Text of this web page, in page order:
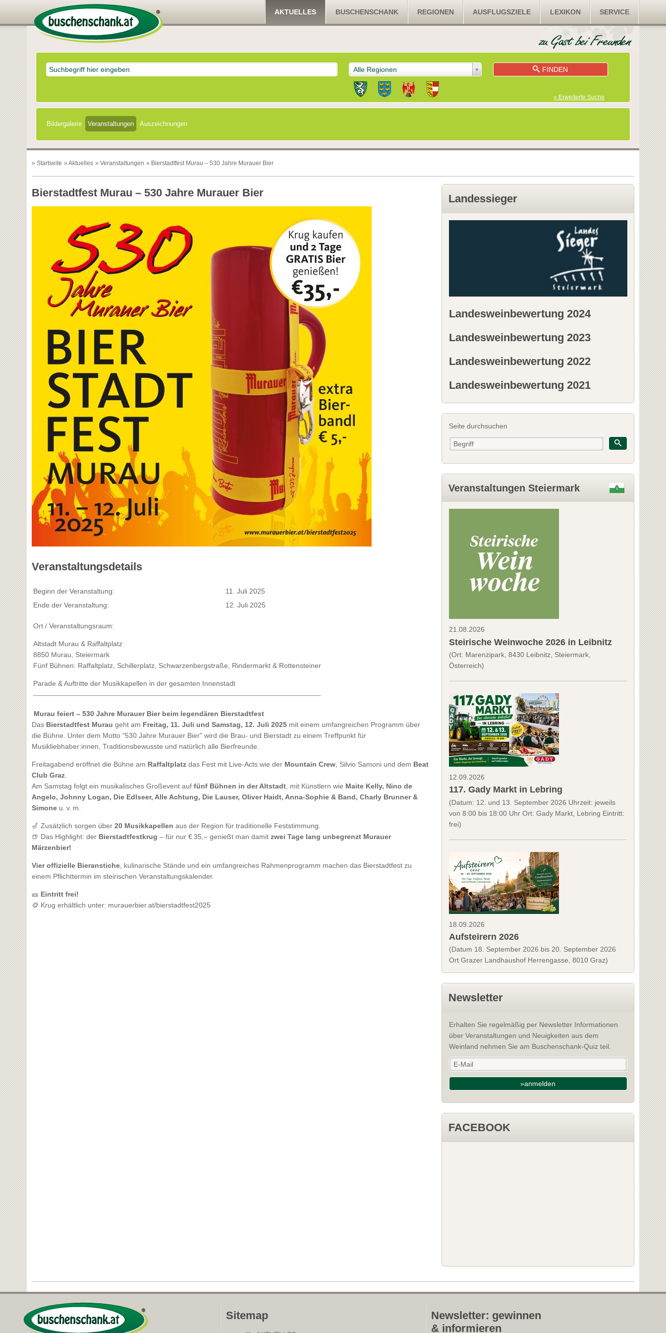
AKTUELLES BUSCHENSCHANK REGIONEN AUSFLUGSZIELE LEXIKON SERVICE
Alle Regionen FINDEN
» Erweiterte Suche
Bildergalerie Veranstaltungen Auszeichnungen
» Startseite » Aktuelles » Veranstaltungen » Bierstadtfest Murau – 530 Jahre Murauer Bier
Bierstadtfest Murau – 530 Jahre Murauer Bier
Veranstaltungsdetails
Beginn der Veranstaltung:
11. Juli 2025
Ende der Veranstaltung:
12. Juli 2025
Ort / Veranstaltungsraum:
Altstadt Murau & Raffaltplatz
8850 Murau, Steiermark
Fünf Bühnen: Raffaltplatz, Schillerplatz, Schwarzenbergstraße, Rindermarkt & Rottensteiner
Parade & Auftritte der Musikkapellen in der gesamten Innenstadt
Murau feiert – 530 Jahre Murauer Bier beim legendären Bierstadtfest
DasBierstadtfest Murau geht am Freitag, 11. Juli und Samstag, 12. Juli 2025mit einem umfangreichen Programm über
die Bühne. Unter dem Motto "530 Jahre Murauer Bier" wird die Brau- und Bierstadt zu einem Treffpunkt für
Musikliebhaber:innen, Traditionsbewusste und natürlich alle Bierfreunde.
Freitagabend eröffnet die Bühne am Raffaltplatz das Fest mit Live-Acts wie der Mountain Crew, Silvio Samoni und dem Beat
Club Graz.
Am Samstag folgt ein musikalisches Großevent auf fünf Bühnen in der Altstadt, mit Künstlern wie Maite Kelly, Nino de
Angelo, Johnny Logan, Die Edlseer, Alle Achtung, Die Lauser, Oliver Haidt, Anna-Sophie & Band, Charly Brunner &
Simoneu. v. m.
🎷 Zusätzlich sorgen über 20 Musikkapellen aus der Region für traditionelle Feststimmung.
🍺 Das Highlight: der Bierstadtfestkrug – für nur € 35,– genießt man damit zwei Tage lang unbegrenzt Murauer
Märzenbier!
Vier offizielle Bieranstiche, kulinarische Stände und ein umfangreiches Rahmenprogramm machen das Bierstadtfest zu
einem Pflichttermin im steirischen Veranstaltungskalender.
🎫 Eintritt frei!
🪙 Krug erhältlich unter: murauerbier.at/bierstadtfest2025
Landessieger
Landesweinbewertung 2024
Landesweinbewertung 2023
Landesweinbewertung 2022
Landesweinbewertung 2021
Seite durchsuchen
Veranstaltungen Steiermark
21.08.2026
Steirische Weinwoche 2026 in Leibnitz
(Ort: Marenzipark, 8430 Leibnitz, Steiermark,
Österreich)
12.09.2026
117. Gady Markt in Lebring
(Datum: 12. und 13. September 2026 Uhrzeit: jeweils
von 8:00 bis 18:00 Uhr Ort: Gady Markt, Lebring Eintritt:
frei)
18.09.2026
Aufsteirern 2026
(Datum 18. September 2026 bis 20. September 2026
Ort Grazer Landhaushof Herrengasse, 8010 Graz)
Newsletter
Erhalten Sie regelmäßig per Newsletter Informationen
über Veranstaltungen und Neuigkeiten aus dem
Weinland nehmen Sie am Buschenschank-Quiz teil.
»anmelden
FACEBOOK
Sitemap
Newsletter: gewinnen
& informieren